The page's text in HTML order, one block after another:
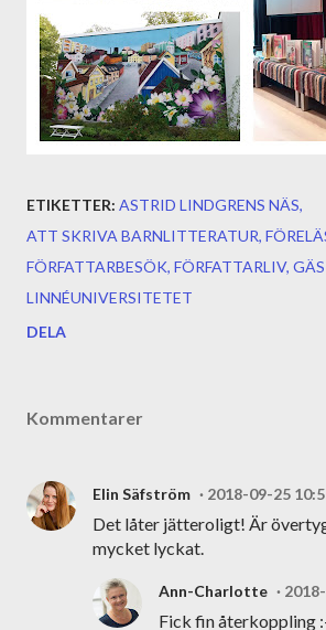
ETIKETTER: ASTRID LINDGRENS NÄS
ATT SKRIVA BARNLITTERATUR
FÖRFATTARBESÖK FÖRFATTARLIV
LINNÉUNIVERSITETET
DELA
Kommentarer
Elin Säfström 2018-09-25
Det låter jätteroligt! Är
mycket lyckat.
Ann-Charlotte
Fick fin återkoppling